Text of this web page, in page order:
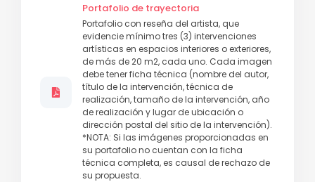
Portafolio de trayectoria
Portafolio con reseña del artista, que
evidencie mínimo tres (3) intervenciones
artísticas en espacios interiores o exteriores,
de más de 20 m2, cada uno. Cada imagen
debe tener ficha técnica (nombre del autor,
título de la intervención, técnica de
realización, tamaño de la intervención, año
de realización y lugar de ubicación o
dirección postal del sitio de la intervención).
*NOTA: Si las imágenes proporcionadas en
su portafolio no cuentan con la ficha
técnica completa, es causal de rechazo de
su propuesta.